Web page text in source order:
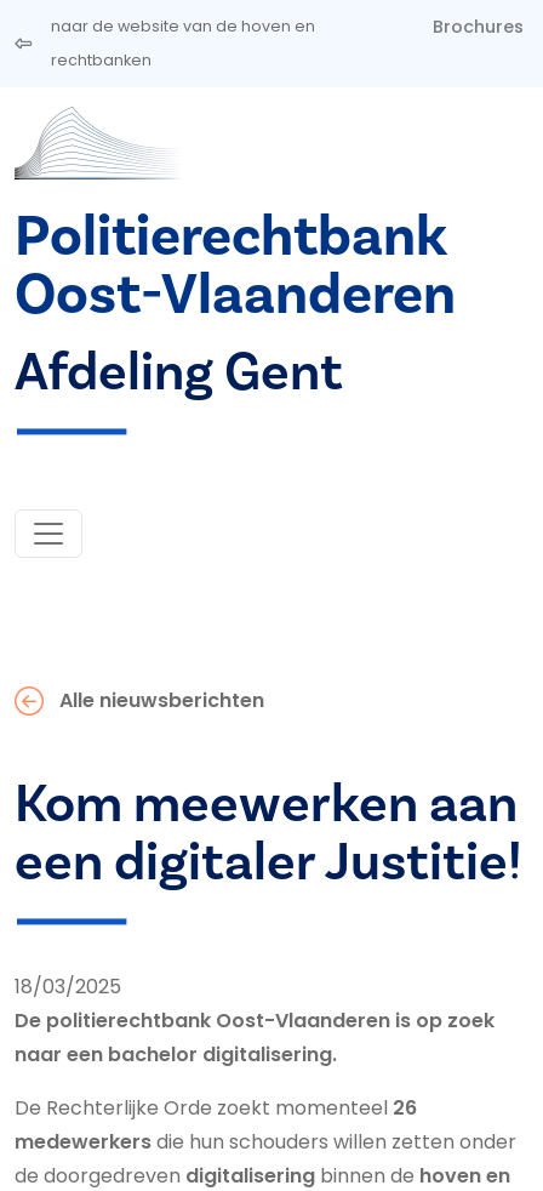
Overslaan en naar de inhoud gaan
naar de website van de hoven en
rechtbanken
Brochures
Politierechtbank
Oost-Vlaanderen
Afdeling Gent
Alle nieuwsberichten
Kom meewerken aan
een digitaler Justitie!
18/03/2025
De politierechtbank Oost-Vlaanderen is op zoek
naar een bachelor digitalisering.
De Rechterlijke Orde zoekt momenteel 26
medewerkersdie hun schouders willen zetten onder
de doorgedreven digitalisering binnen de hoven en